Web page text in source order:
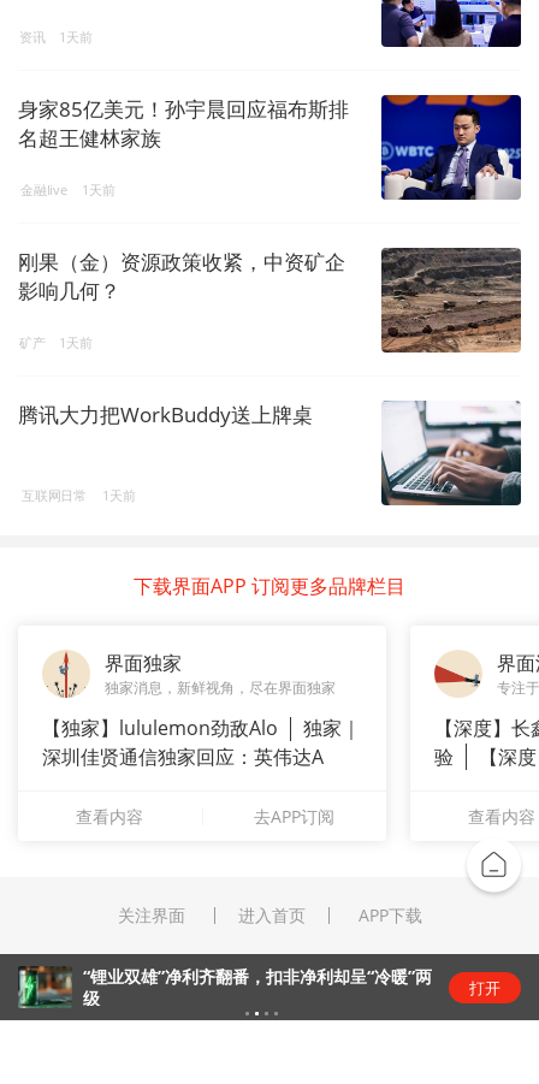
资讯 1天前
身家85亿美元！孙宇晨回应福布斯排
名超王健林家族
金融live 1天前
刚果（金）资源政策收紧，中资矿企
影响几何？
矿产 1天前
腾讯大力把WorkBuddy送上牌桌
互联网日常 1天前
下载界面APP 订阅更多品牌栏目
界面独家
独家消息，新鲜视角，尽在界面独家
【独家】lululemon劲敌Alo
独家｜
深圳佳贤通信独家回应：英伟达A
查看内容 去APP订阅
界
专注
【深度】
验
【深
查看内容
关注界面 进入首页 APP下载
“锂业双雄”净利齐翻番，扣非净利却呈“冷暖”两
级
打开